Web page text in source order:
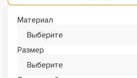
Материал
Выберите
Размер
Выберите